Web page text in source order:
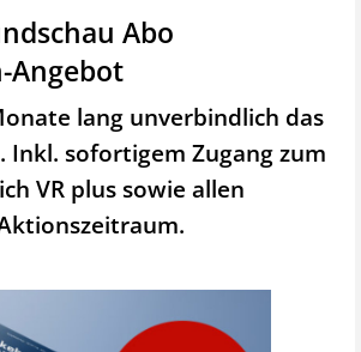
Abo
Angebot
lang unverbindlich das
Inkl. sofortigem Zugang zum
VR plus sowie allen